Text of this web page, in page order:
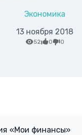
Экономика
13 ноября 2018
52 0 0
«Мои финансы»